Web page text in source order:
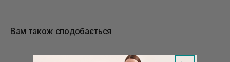
Вам також сподобається